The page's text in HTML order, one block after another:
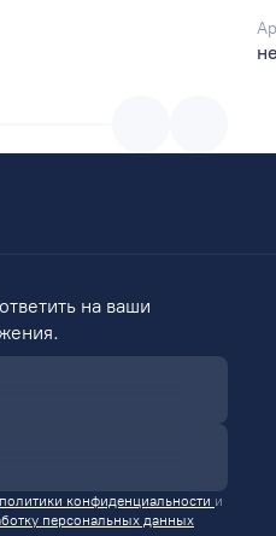
на ваши
политики конфиденциальности и
персональных данных